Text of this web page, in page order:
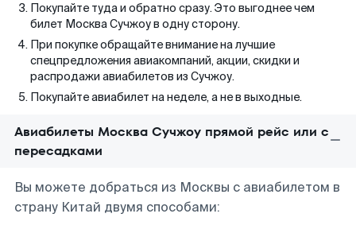
Покупайте туда и обратно сразу. Это выгоднее чем
билет Москва Сучжоу в одну сторону.
При покупке обращайте внимание на лучшие
спецпредложения авиакомпаний, акции, скидки и
распродажи авиабилетов из Сучжоу.
Покупайте авиабилет на неделе, а не в выходные.
Авиабилеты Москва Сучжоу прямой рейс или с
пересадками
Вы можете добраться из Москвы с авиабилетом в
страну Китай двумя способами: